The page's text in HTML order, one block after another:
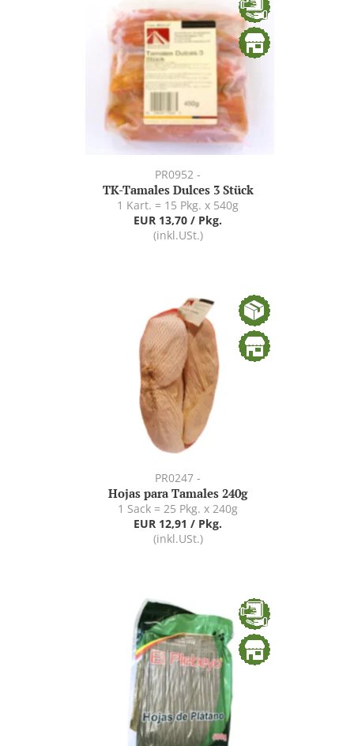
PR0952 -
TK-Tamales Dulces 3 Stück
1 Kart. = 15 Pkg. x 540g
EUR 13,70 / Pkg.
(inkl.USt.)
PR0247 -
Hojas para Tamales 240g
1 Sack = 25 Pkg. x 240g
EUR 12,91 / Pkg.
(inkl.USt.)